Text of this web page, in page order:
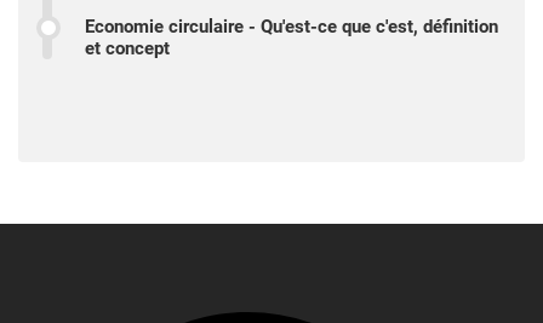
Economie circulaire - Qu'est-ce que c'est, définition
et concept